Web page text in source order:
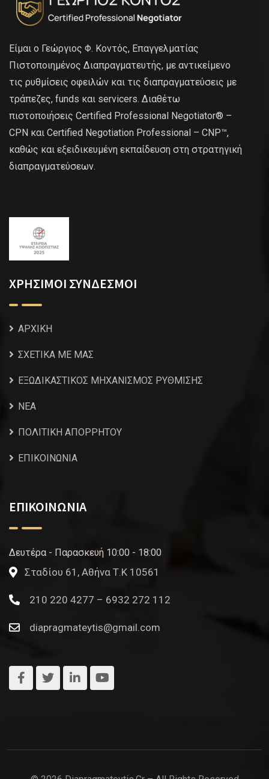
Είμαι ο Γεώργιος Φ. Κοντός, Επαγγελματίας
Πιστοποιημένος Διαπραγματευτής, με αντικείμενο
τις ρυθμίσεις οφειλών και τις διαπραγματεύσεις με
τράπεζες, funds και servicers. Διαθέτω
πιστοποιήσεις Certified Professional Negotiator® –
CPN και Certified Negotiation Professional – CNP™,
καθώς και εξειδικευμένη εκπαίδευση στη στρατηγική
διαπραγματεύσεων.
ΧΡΗΣΙΜΟΙ ΣΥΝΔΕΣΜΟΙ
ΑΡΧΙΚΗ
ΣΧΕΤΙΚΑ ΜΕ ΜΑΣ
ΕΞΩΔΙΚΑΣΤΙΚΟΣ ΜΗΧΑΝΙΣΜΟΣ ΡΥΘΜΙΣΗΣ
NEA
ΠΟΛΙΤΙΚΗ ΑΠΟΡΡΗΤΟΥ
ΕΠΙΚΟΙΝΩΝΙΑ
ΕΠΙΚΟΙΝΩΝΙΑ
Δευτέρα - Παρασκευή 10:00 - 18:00
Σταδίου 61, Αθήνα Τ.Κ 10561
210 220 4277 – 6932 272 112
diapragmateytis@gmail.com